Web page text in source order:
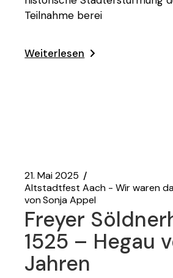
Teilnahme berei
Weiterlesen
21. Mai 2025
Altstadtfest Aach - Wir waren
vonSonja Appel
Freyer
1525 – Hegau
Jahren